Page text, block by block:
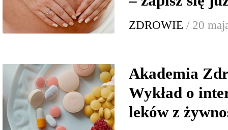
ZDROWIE / 20
Akademia
Wykład o
leków z